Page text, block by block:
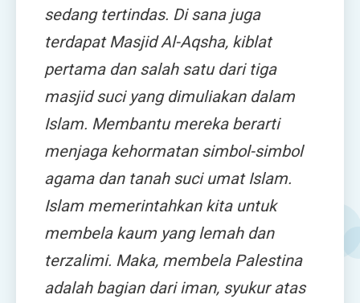
sedang tertindas. Di sana juga
terdapat Masjid Al-Aqsha, kiblat
pertama dan salah satu dari tiga
masjid suci yang dimuliakan dalam
Islam. Membantu mereka berarti
menjaga kehormatan simbol-simbol
agama dan tanah suci umat Islam.
Islam memerintahkan kita untuk
membela kaum yang lemah dan
terzalimi. Maka, membela Palestina
adalah bagian dari iman, syukur atas